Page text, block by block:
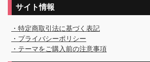
サイト情報
・特定商取引法に基づく表記
・プライバシーポリシー
・テーマをご購入前の注意事項